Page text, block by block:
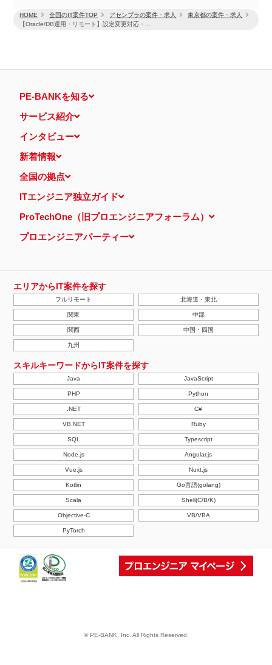
HOME 全国のIT案件TOP アセンブラの案件・求人
東京都の案件・求人
【Oracle/DB運用・リモート】設定変更対応・...
PE-BANKを知る
サービス紹介
インタビュー
新着情報
全国の拠点
ITエンジニア独立ガイド
ProTechOne（旧プロエンジニアフォーラム）
プロエンジニアパーティー
エリアからIT案件を探す
フルリモート 北海道・東北
関東 中部
関西 中国・四国
九州
スキルキーワードからIT案件を探す
Java JavaScript
PHP Python
.NET C#
VB.NET Ruby
SQL Typescript
Node.js Angular.js
Vue.js Nuxt.js
Kotlin Go言語(golang)
Scala Shell(C/B/K)
Objective-C VB/VBA
PyTorch
© PE-BANK, Inc. All Rights Reserved.